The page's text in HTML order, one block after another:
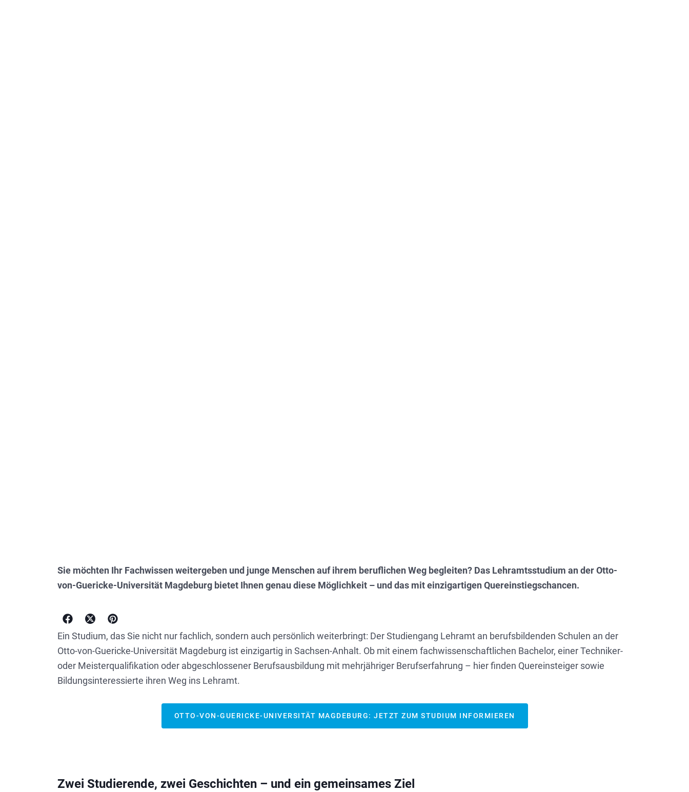
Sie möchten Ihr Fachwissen weitergeben und junge Menschen auf ihrem beruflichen Weg begleiten? Das Lehramtsstudium an der Otto-
von-Guericke-Universität Magdeburg bietet Ihnen genau diese Möglichkeit – und das mit einzigartigen Quereinstiegschancen.
Ein Studium, das Sie nicht nur fachlich, sondern auch persönlich weiterbringt: Der Studiengang Lehramt an berufsbildenden Schulen an der
Otto-von-Guericke-Universität Magdeburg ist einzigartig in Sachsen-Anhalt. Ob mit einem fachwissenschaftlichen Bachelor, einer Techniker-
oder Meisterqualifikation oder abgeschlossener Berufsausbildung mit mehrjähriger Berufserfahrung – hier finden Quereinsteiger sowie
Bildungsinteressierte ihren Weg ins Lehramt.
OTTO-VON-GUERICKE-UNIVERSITÄT MAGDEBURG: JETZT ZUM STUDIUM INFORMIEREN
Zwei Studierende, zwei Geschichten – und ein gemeinsames Ziel